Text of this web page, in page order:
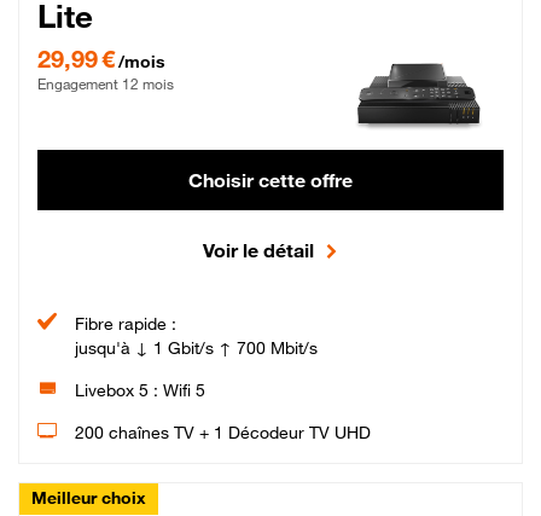
Lite
29,99 €/mois
Engagement 12 mois
Choisir cette offre
Voir le détail
Fibre rapide :
jusqu'à ↓ 1 Gbit/s ↑ 700 Mbit/s
Livebox 5 : Wifi 5
200 chaînes TV + 1 Décodeur TV UHD
Meilleur choix